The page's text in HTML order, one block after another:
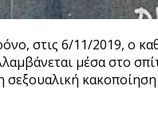
στις 6/11/2019, ο
μέσα στο
σεξουαλική